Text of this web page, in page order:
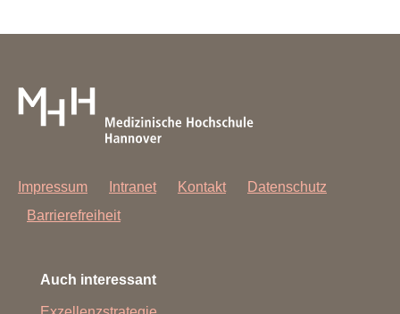
Impressum Intranet Kontakt
Datenschutz
Barrierefreiheit
Auch interessant